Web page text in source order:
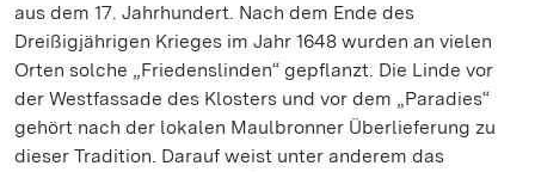
aus dem 17. Jahrhundert. Nach dem Ende des
Dreißigjährigen Krieges im Jahr 1648 wurden an vielen
Orten solche „Friedenslinden“ gepflanzt. Die Linde vor
der Westfassade des Klosters und vor dem „Paradies“
gehört nach der lokalen Maulbronner Überlieferung zu
dieser Tradition. Darauf weist unter anderem das